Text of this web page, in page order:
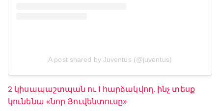
A post shared by Juventus (@juventus)
2 կիսապաշտպան ու 1 հարձակվող. ինչ տեսք
կունենա «նոր Յուվենտուսը»